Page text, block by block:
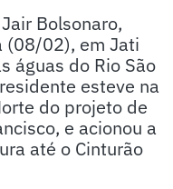
Bolsonaro,
(08/02), em Jati
águas do Rio São
esteve na
do projeto de
e acionou a
até o Cinturão